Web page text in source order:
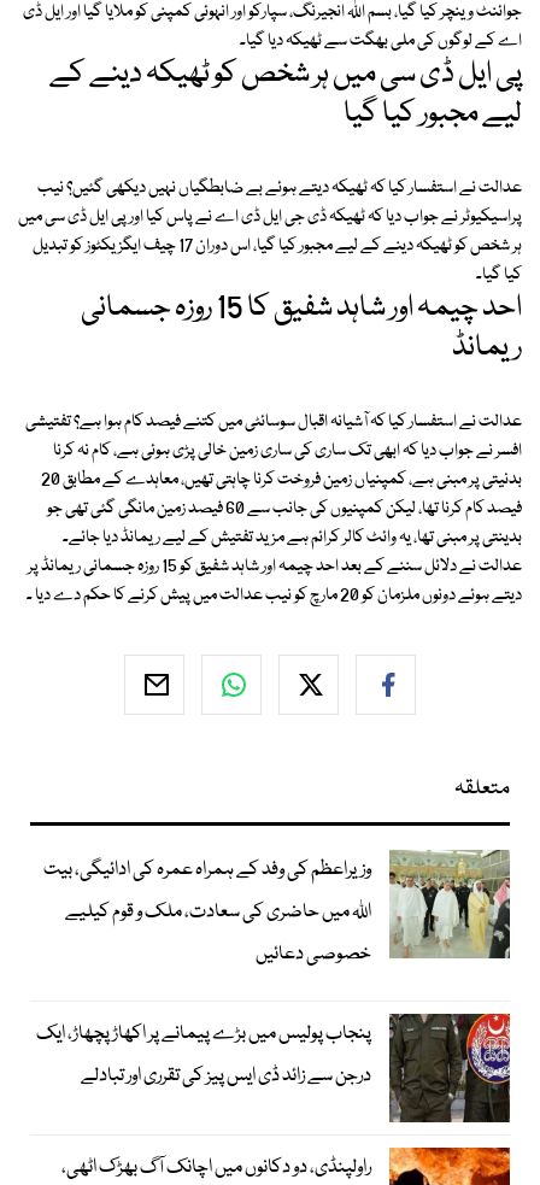
جوائنٹ وینچر کیا گیا، بسم اللہ انجیرنگ، سپارکو اور انہوئی کمپنی کو ملایا گیا اور ایل ڈی
اے کے لوگوں کی ملی بھگت سے ٹھیکہ دیا گیا۔
پی ایل ڈی سی میں ہر شخص کو ٹھیکہ دینے کے
لیے مجبور کیا گیا
عدالت نے استفسار کیا کہ ٹھیکہ دیتے ہوئے بے ضابطگیاں نہیں دیکھی گئیں؟ نیب
پراسیکیوٹر نے جواب دیا کہ ٹھیکہ ڈی جی ایل ڈی اے نے پاس کیا اور پی ایل ڈی سی میں
ہر شخص کو ٹھیکہ دینے کے لیے مجبور کیا گیا، اس دوران 17 چیف ایگزیکٹوز کو تبدیل
کیا گیا۔
احد چیمہ اور شاہد شفیق کا 15 روزہ جسمانی
ریمانڈ
عدالت نے استفسار کیا کہ آشیانہ اقبال سوسائٹی میں کتنے فیصد کام ہوا ہے؟ تفتیشی
افسر نے جواب دیا کہ ابھی تک ساری کی ساری زمین خالی پڑی ہوئی ہے، کام نہ کرنا
بدنیتی پر مبنی ہے، کمپنیاں زمین فروخت کرنا چاہتی تھیں، معاہدے کے مطابق 20
فیصد کام کرنا تھا، لیکن کمپنیوں کی جانب سے 60 فیصد زمین مانگی گئی تھی جو
بدینتی پر مبنی تھا، یہ وائٹ کالر کرائم ہے مزید تفتیش کے لیے ریمانڈ دیا جائے۔
عدالت نے دلائل سننے کے بعد احد چیمہ اور شاہد شفیق کو 15 روزہ جسمانی ریمانڈ پر
دیتے ہوئے دونوں ملزمان کو 20 مارچ کو نیب عدالت میں پیش کرنے کا حکم دے دیا ۔
متعلقہ
وزیراعظم کی وفد کے ہمراہ عمرہ کی ادائیگی، بیت
اللہ میں حاضری کی سعادت، ملک و قوم کیلیے
خصوصی دعائیں
پنجاب پولیس میں بڑے پیمانے پر اکھاڑ پچھاڑ، ایک
درجن سے زائد ڈی ایس پیز کی تقرری اور تبادلے
راولپنڈی، دو دکانوں میں اچانک آگ بھڑک اٹھی،